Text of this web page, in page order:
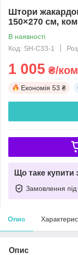
Штори
150×270 см,
В наявності
Код: SH-C33-1
1 005 ₴/
Економія 53 ₴
Що таке купити
Замовлення під
Опис
Опис